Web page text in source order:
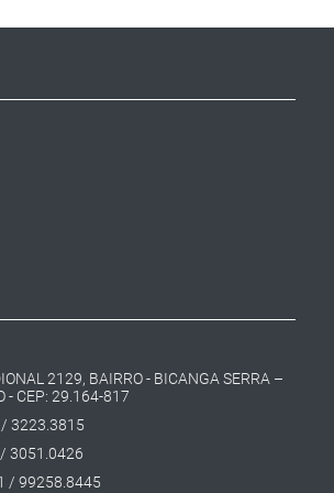
2129, BAIRRO - BICANGA SERRA –
- CEP: 29.164-817
3223.3815
3051.0426
/ 99258.8445